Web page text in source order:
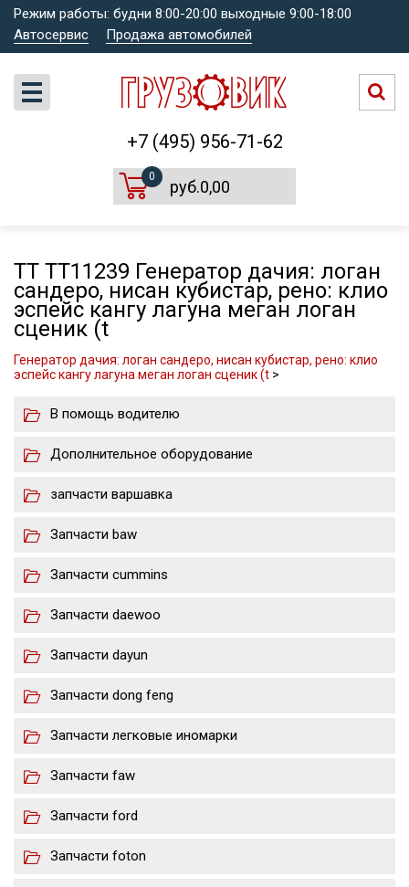
Режим работы: будни 8:00-20:00 выходные 9:00-18:00
Автосервис
Продажа автомобилей
+7 (495) 956-71-62
0
руб.0,00
TT TT11239 Генератор дачия: логан
сандеро, нисан кубистар, рено: клио
эспейс кангу лагуна меган логан
сценик (t
Генератор дачия: логан сандеро, нисан кубистар, рено: клио
эспейс кангу лагуна меган логан сценик (t >
В помощь водителю
Дополнительное оборудование
запчасти варшавка
Запчасти baw
Запчасти cummins
Запчасти daewoo
Запчасти dayun
Запчасти dong feng
Запчасти легковые иномарки
Запчасти faw
Запчасти ford
Запчасти foton